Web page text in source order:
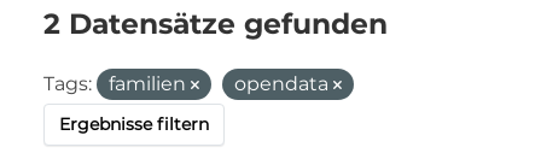
2 Datensätze gefunden
Tags: familien opendata
Ergebnisse filtern